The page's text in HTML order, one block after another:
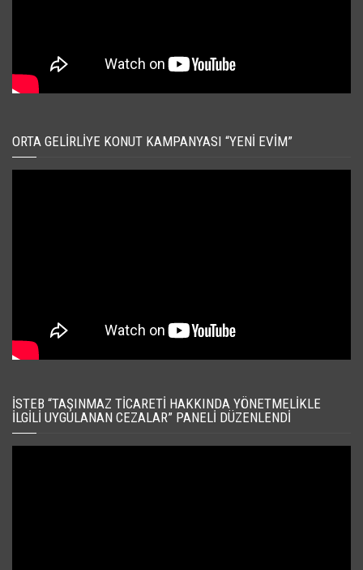
ORTA GELIRLIYE KONUT KAMPANYASI “YENI EVIM”
İSTEB “TAŞINMAZ TICARETI HAKKINDA YÖNETMELIKLE
İLGILI UYGULANAN CEZALAR” PANELI DÜZENLENDI